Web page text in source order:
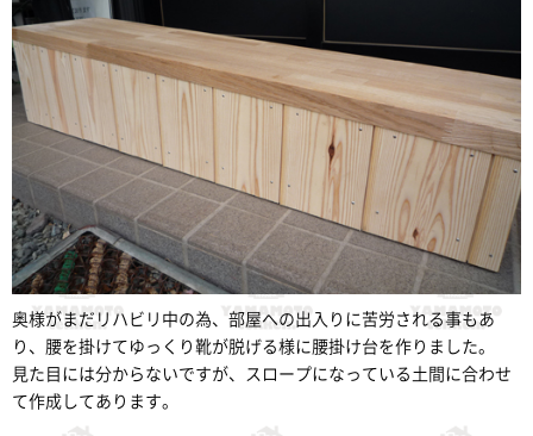
奥様がまだリハビリ中の為、部屋への出入りに苦労される事もあ
り、腰を掛けてゆっくり靴が脱げる様に腰掛け台を作りました。
見た目には分からないですが、スロープになっている土間に合わせ
て作成してあります。